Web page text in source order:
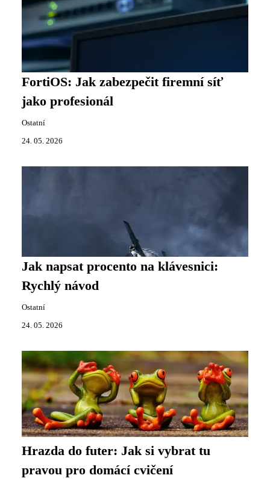
FortiOS: Jak zabezpečit firemní síť
jako profesionál
Ostatní
24. 05. 2026
Jak napsat procento na klávesnici:
Rychlý návod
Ostatní
24. 05. 2026
Hrazda do futer: Jak si vybrat tu
pravou pro domácí cvičení